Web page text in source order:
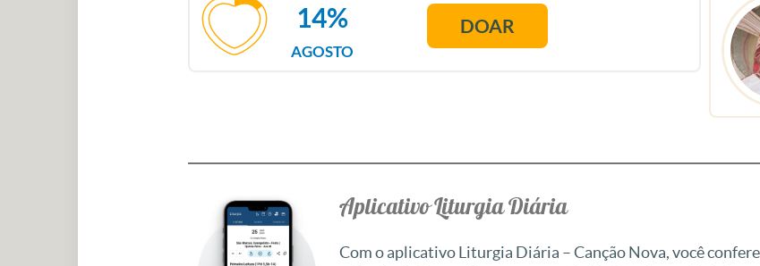
AGOSTO
14% DOAR
Aplicativo Liturgia Diária
Com o aplicativo Liturgia Diária – Canção Nova, você